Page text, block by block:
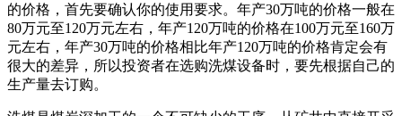
的价格，首先要确认你的使用要求。年产30万吨的价格一般在
80万元至120万元左右，年产120万吨的价格在100万元至160万
元左右，年产30万吨的价格相比年产120万吨的价格肯定会有
很大的差异，所以投资者在选购洗煤设备时，要先根据自己的
生产量去订购。